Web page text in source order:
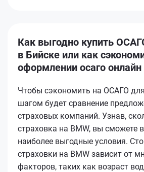
Как выгодно купить
в Бийске или как
оформлении осаго
Чтобы сэкономить на ОСАГО
шагом будет сравнение
страховых компаний. Узнав,
страховка на BMW, вы сможете
наиболее выгодные условия.
страховки на BMW зависит от
факторов, таких как возраст